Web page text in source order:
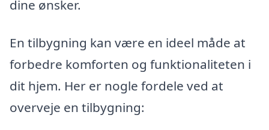
dine ønsker.
En tilbygning kan være en ideel måde at
forbedre komforten og funktionaliteten i
dit hjem. Her er nogle fordele ved at
overveje en tilbygning: